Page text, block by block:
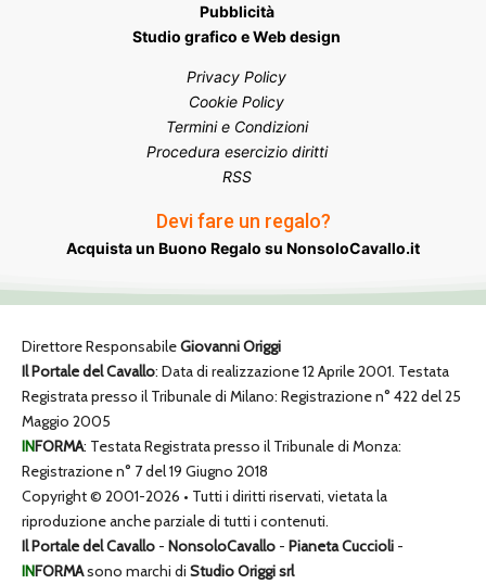
Pubblicità
Studio grafico e Web design
Privacy Policy
Cookie Policy
Termini e Condizioni
Procedura esercizio diritti
RSS
Devi fare un regalo?
Acquista un Buono Regalo su NonsoloCavallo.it
Direttore ResponsabileGiovanni Origgi
Il Portale del Cavallo: Data di realizzazione 12 Aprile 2001. Testata
Registrata presso il Tribunale di Milano: Registrazione n° 422 del 25
Maggio 2005
INFORMA: Testata Registrata presso il Tribunale di Monza:
Registrazione n° 7 del 19 Giugno 2018
Copyright © 2001-2026 • Tutti i diritti riservati, vietata la
riproduzione anche parziale di tutti i contenuti.
Il Portale del Cavallo - NonsoloCavallo - Pianeta Cuccioli -
INFORMAsono marchi di Studio Origgi srl